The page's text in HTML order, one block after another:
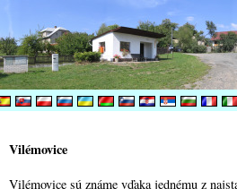
Vilémovice
Vilémovice sú známe vďaka jednému z